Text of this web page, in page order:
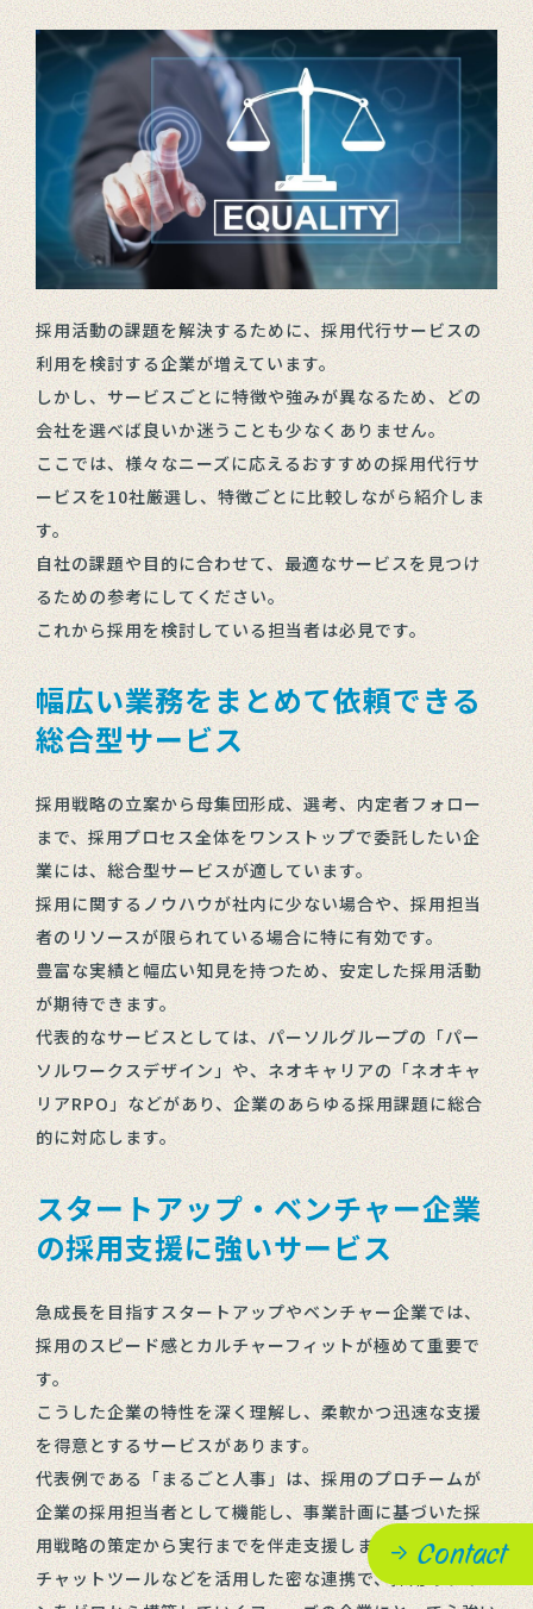
Contact
採用活動の課題を解決するために、採用代行サービスの
利用を検討する企業が増えています。
しかし、サービスごとに特徴や強みが異なるため、どの
会社を選べば良いか迷うことも少なくありません。
ここでは、様々なニーズに応えるおすすめの採用代行サ
ービスを10社厳選し、特徴ごとに比較しながら紹介しま
す。
自社の課題や目的に合わせて、最適なサービスを見つけ
るための参考にしてください。
これから採用を検討している担当者は必見です。
幅広い業務をまとめて依頼できる
総合型サービス
採用戦略の立案から母集団形成、選考、内定者フォロー
まで、採用プロセス全体をワンストップで委託したい企
業には、総合型サービスが適しています。
採用に関するノウハウが社内に少ない場合や、採用担当
者のリソースが限られている場合に特に有効です。
豊富な実績と幅広い知見を持つため、安定した採用活動
が期待できます。
代表的なサービスとしては、パーソルグループの「パー
ソルワークスデザイン」や、ネオキャリアの「ネオキャ
リアRPO」などがあり、企業のあらゆる採用課題に総合
的に対応します。
スタートアップ・ベンチャー企業
の採用支援に強いサービス
急成長を目指すスタートアップやベンチャー企業では、
採用のスピード感とカルチャーフィットが極めて重要で
す。
こうした企業の特性を深く理解し、柔軟かつ迅速な支援
を得意とするサービスがあります。
代表例である「まるごと人事」は、採用のプロチームが
企業の採用担当者として機能し、事業計画に基づいた採
用戦略の策定から実行までを伴走支援します。
チャットツールなどを活用した密な連携で、採用のライ